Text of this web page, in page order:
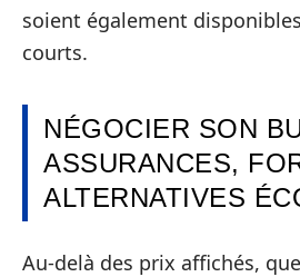
soient également
courts.
NÉGOCIER SON
ASSURANCES,
ALTERNATIVES
Au-delà des prix affichés,